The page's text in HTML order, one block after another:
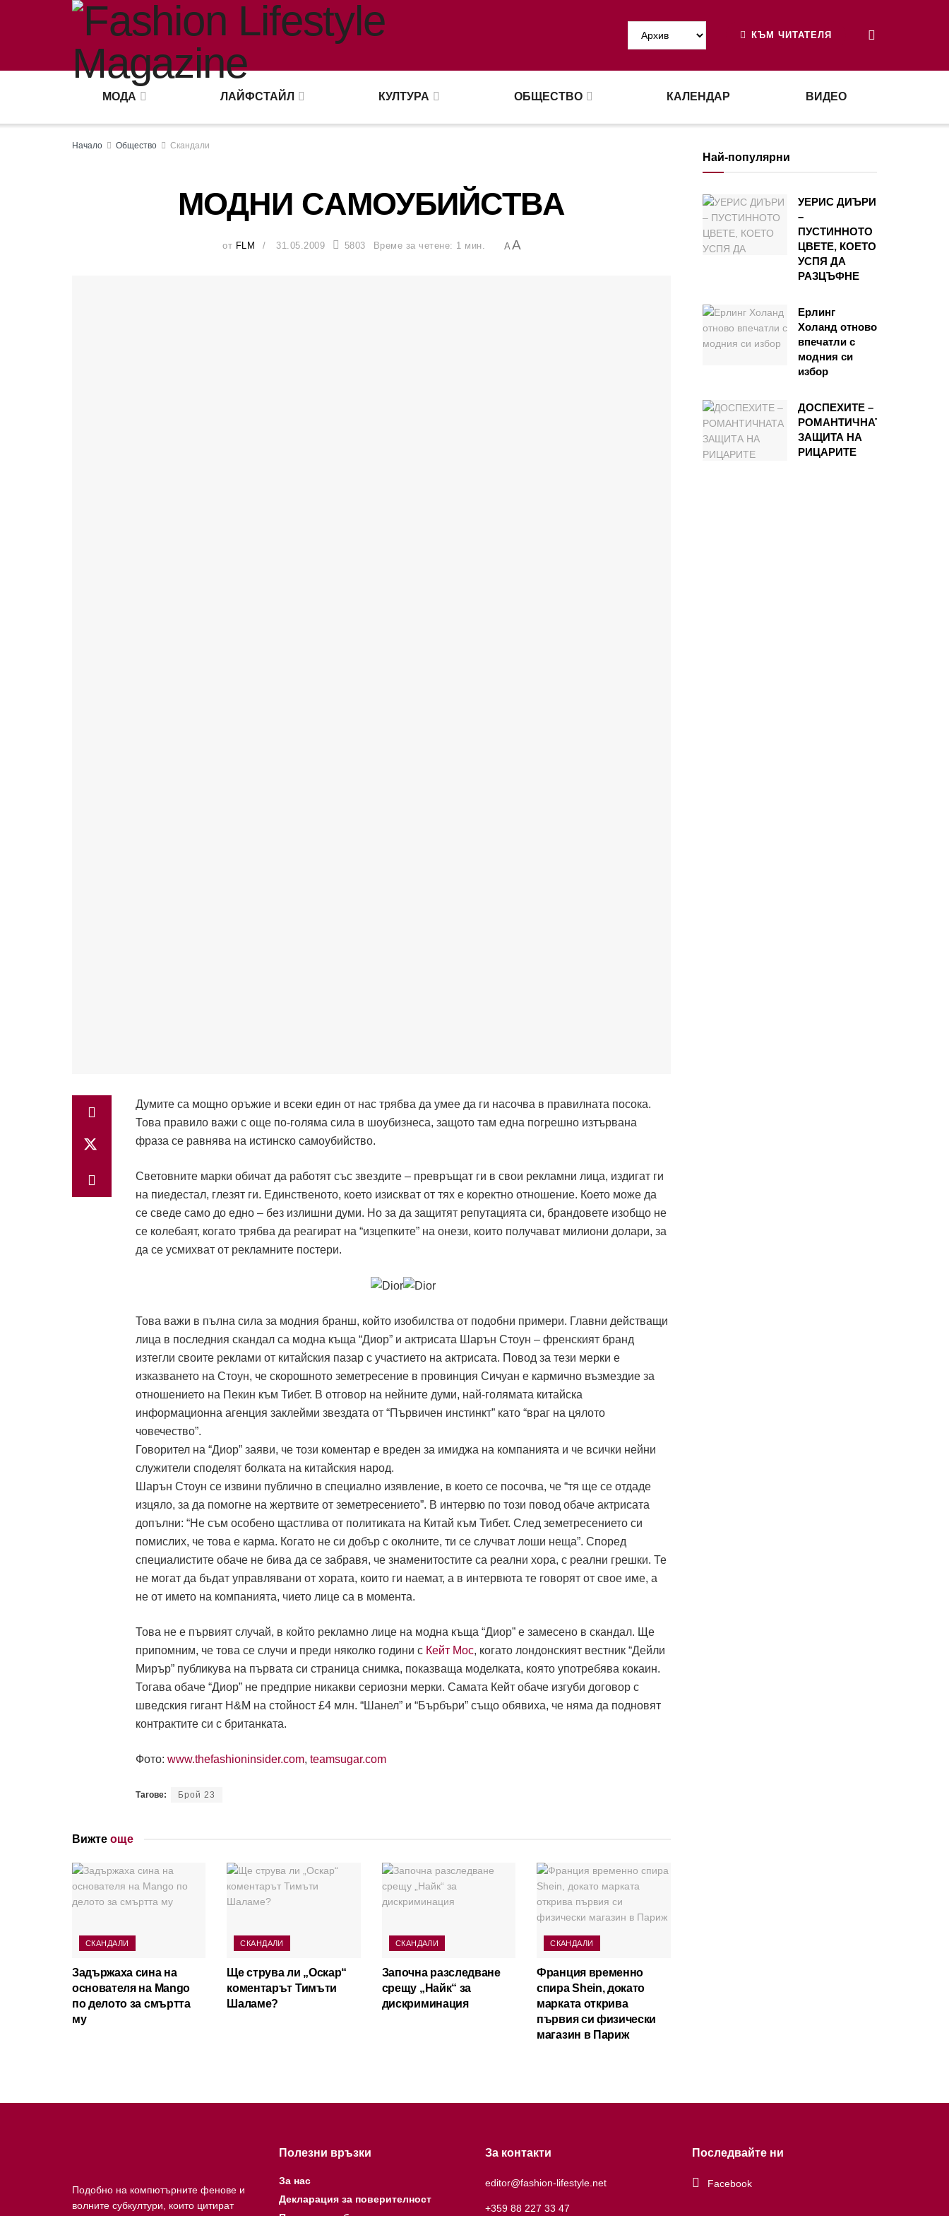
КЪМ ЧИТАТЕЛЯ
МОДА ЛАЙФСТАЙЛ КУЛТУРА ОБЩЕСТВО КАЛЕНДАР ВИДЕО
Начало Общество Скандали
МОДНИ САМОУБИЙСТВА
от FLM 31.05.2009 5803 Време за четене: 1 мин. AA
Думите са мощно оръжие и всеки един от нас трябва да умее да ги насочва в правилната посока.
Това правило важи с още по-голяма сила в шоубизнеса, защото там една погрешно изтървана
фраза се равнява на истинско самоубийство.
Световните марки обичат да работят със звездите – превръщат ги в свои рекламни лица, издигат ги
на пиедестал, глезят ги. Единственото, което изискват от тях е коректно отношение. Което може да
се сведе само до едно – без излишни думи. Но за да защитят репутацията си, брандовете изобщо не
се колебаят, когато трябва да реагират на “изцепките” на онези, които получават милиони долари, за
да се усмихват от рекламните постери.
Това важи в пълна сила за модния бранш, който изобилства от подобни примери. Главни действащи
лица в последния скандал са модна къща “Диор” и актрисата Шарън Стоун – френският бранд
изтегли своите реклами от китайския пазар с участието на актрисата. Повод за тези мерки е
изказването на Стоун, че скорошното земетресение в провинция Сичуан е кармично възмездие за
отношението на Пекин към Тибет. В отговор на нейните думи, най-голямата китайска
информационна агенция заклейми звездата от “Първичен инстинкт” като “враг на цялото
човечество”.
Говорител на “Диор” заяви, че този коментар е вреден за имиджа на компанията и че всички нейни
служители споделят болката на китайския народ.
Шарън Стоун се извини публично в специално изявление, в което се посочва, че “тя ще се отдаде
изцяло, за да помогне на жертвите от земетресението”. В интервю по този повод обаче актрисата
допълни: “Не съм особено щастлива от политиката на Китай към Тибет. След земетресението си
помислих, че това е карма. Когато не си добър с околните, ти се случват лоши неща”. Според
специалистите обаче не бива да се забравя, че знаменитостите са реални хора, с реални грешки. Те
не могат да бъдат управлявани от хората, които ги наемат, а в интервюта те говорят от свое име, а
не от името на компанията, чието лице са в момента.
Това не е първият случай, в който рекламно лице на модна къща “Диор” е замесено в скандал. Ще
припомним, че това се случи и преди няколко години с Кейт Мос, когато лондонският вестник “Дейли
Мирър” публикува на първата си страница снимка, показваща моделката, която употребява кокаин.
Тогава обаче “Диор” не предприе никакви сериозни мерки. Самата Кейт обаче изгуби договор с
шведския гигант H&M на стойност £4 млн. “Шанел” и “Бърбъри” също обявиха, че няма да подновят
контрактите си с британката.
Фото: www.thefashioninsider.com, teamsugar.com
Тагове: Брой 23
Вижте още
СКАНДАЛИ
Задържаха сина на
основателя на Mango
по делото за смъртта
му
СКАНДАЛИ
Ще струва ли „Оскар“
коментарът Тимъти
Шаламе?
СКАНДАЛИ
Започна разследване
срещу „Найк“ за
дискриминация
СКАНДАЛИ
Франция временно
спира Shein, докато
марката открива
първия си физически
магазин в Париж
Най-популярни
УЕРИС ДИЪРИ
–
ПУСТИННОТО
ЦВЕТЕ, КОЕТО
УСПЯ ДА
РАЗЦЪФНЕ
Ерлинг
Холанд отново
впечатли с
модния си
избор
ДОСПЕХИТЕ –
РОМАНТИЧНАТА
ЗАЩИТА НА
РИЦАРИТЕ
Подобно на компютърните фенове и
волните субкултури, които цитират
Полезни връзки
За нас
Декларация за поверителност
За контакти
editor@fashion-lifestyle.net
+359 88 227 33 47
Последвайте ни
Facebook